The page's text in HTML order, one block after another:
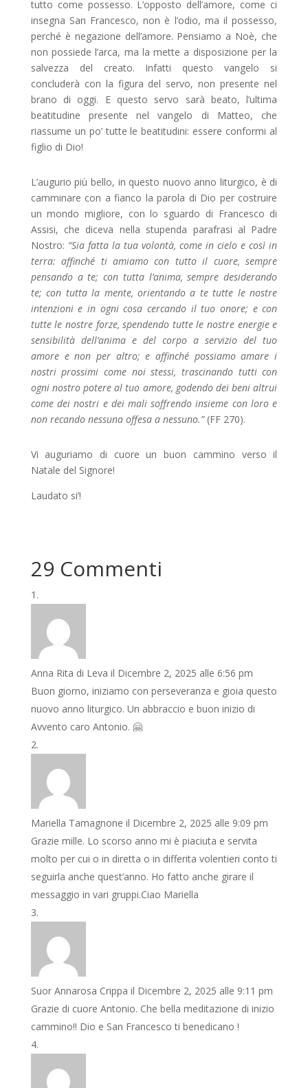
tutto come possesso. L’opposto dell’amore, come ci
insegna San Francesco, non è l’odio, ma il possesso,
perché è negazione dell’amore. Pensiamo a Noè, che
non possiede l’arca, ma la mette a disposizione per la
salvezza del creato. Infatti questo vangelo si
concluderà con la figura del servo, non presente nel
brano di oggi. E questo servo sarà beato, l’ultima
beatitudine presente nel vangelo di Matteo, che
riassume un po’ tutte le beatitudini: essere conformi al
figlio di Dio!
L’augurio più bello, in questo nuovo anno liturgico, è di
camminare con a fianco la parola di Dio per costruire
un mondo migliore, con lo sguardo di Francesco di
Assisi, che diceva nella stupenda parafrasi al Padre
Nostro: “Sia fatta la tua volontà, come in cielo e così in
terra: affinché ti amiamo con tutto il cuore, sempre
pensando a te; con tutta l’anima, sempre desiderando
te; con tutta la mente, orientando a te tutte le nostre
intenzioni e in ogni cosa cercando il tuo onore; e con
tutte le nostre forze, spendendo tutte le nostre energie e
sensibilità dell’anima e del corpo a servizio del tuo
amore e non per altro; e affinché possiamo amare i
nostri prossimi come noi stessi, trascinando tutti con
ogni nostro potere al tuo amore, godendo dei beni altrui
come dei nostri e dei mali soffrendo insieme con loro e
non recando nessuna offesa a nessuno.”(FF 270).
Vi auguriamo di cuore un buon cammino verso il
Natale del Signore!
Laudato si’!
29 Commenti
Anna Rita di Leva il Dicembre 2, 2025 alle 6:56 pm
Buon giorno, iniziamo con perseveranza e gioia questo
nuovo anno liturgico. Un abbraccio e buon inizio di
Avvento caro Antonio. 🤗
Mariella Tamagnone il Dicembre 2, 2025 alle 9:09 pm
Grazie mille. Lo scorso anno mi è piaciuta e servita
molto per cui o in diretta o in differita volentieri conto ti
seguirla anche quest’anno. Ho fatto anche girare il
messaggio in vari gruppi.Ciao Mariella
Suor Annarosa Crippa il Dicembre 2, 2025 alle 9:11 pm
Grazie di cuore Antonio. Che bella meditazione di inizio
cammino!! Dio e San Francesco ti benedicano !